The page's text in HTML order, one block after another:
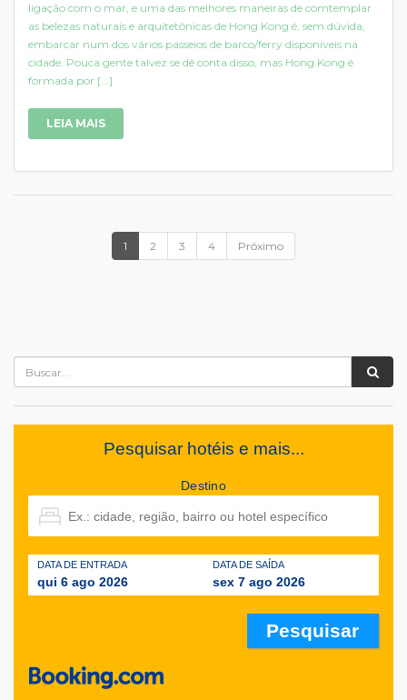
ligação com o mar, e uma das melhores maneiras de comtemplar
as belezas naturais e arquitetônicas de Hong Kong é, sem dúvida,
embarcar num dos vários passeios de barco/ferry disponíveis na
cidade. Pouca gente talvez se dê conta disso, mas Hong Kong é
formada por [...]
LEIA MAIS
1 2 3 4 Próximo
Pesquisar hotéis e mais...
Destino
DATA DE ENTRADA
qui 6 ago 2026
DATA DE SAÍDA
sex 7 ago 2026